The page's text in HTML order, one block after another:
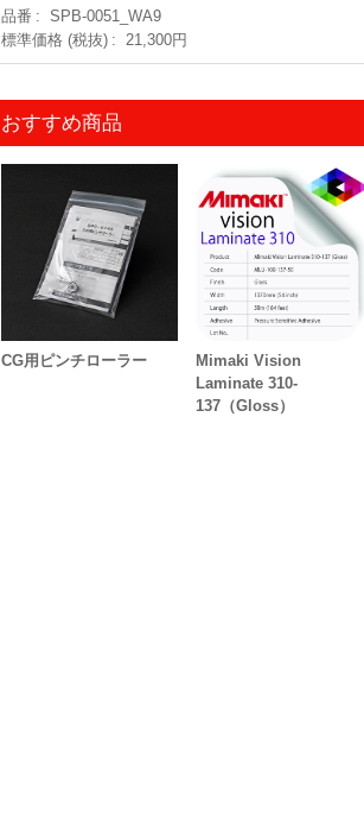
品番
SPB-0051_WA9
標準価格 (税抜)
21,300円
おすすめ商品
CG用ピンチローラー
Mimaki Vision
Laminate 310-
137（Gloss）